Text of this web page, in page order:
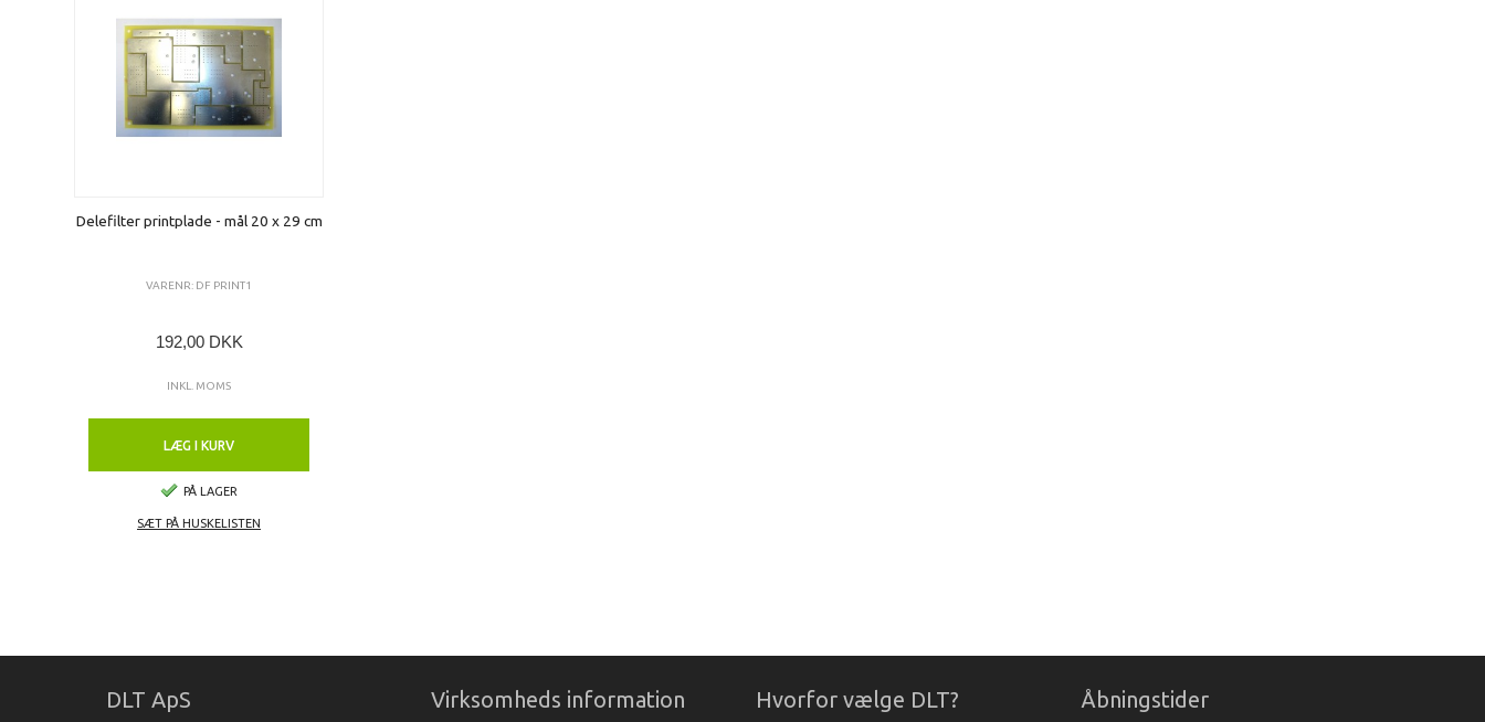
Delefilter printplade - mål 20 x 29 cm
VARENR: DF PRINT1
192,00 DKK
INKL. MOMS
LÆG I KURV
PÅ LAGER
SÆT PÅ HUSKELISTEN
DLT ApS Virksomheds information Hvorfor vælge DLT? Åbningstider